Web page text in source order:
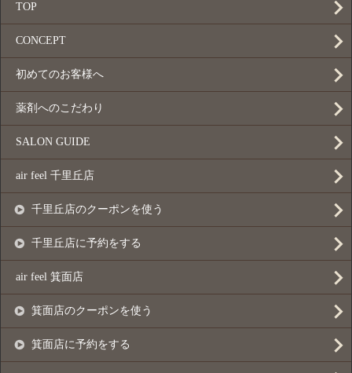
TOP
CONCEPT
初めてのお客様へ
薬剤へのこだわり
SALON GUIDE
air feel 千里丘店
千里丘店のクーポンを使う
千里丘店に予約をする
air feel 箕面店
箕面店のクーポンを使う
箕面店に予約をする